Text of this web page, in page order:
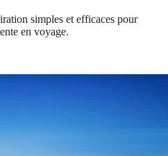
simples et efficaces pour
en voyage.